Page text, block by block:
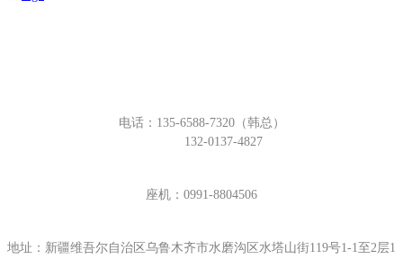
电话：135-6588-7320（韩总）
132-0137-4827
座机：0991-8804506
地址：新疆维吾尔自治区乌鲁木齐市水磨沟区水塔山街119号1-1至2层1